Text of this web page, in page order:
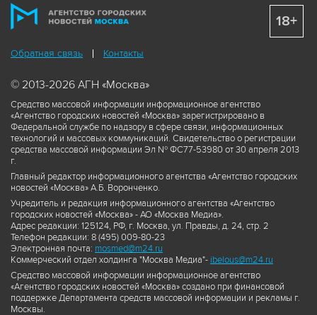
Обратная связь Контакты
© 2013-2026 АГН «Москва»
Средство массовой информации информационное агентство
«Агентство городских новостей «Москва» зарегистрировано в
Федеральной службе по надзору в сфере связи, информационных
технологий и массовых коммуникаций. Свидетельство о регистрации
средства массовой информации Эл № ФС77-53980 от 30 апреля 2013
г.
Главный редактор информационного агентства «Агентство городских
новостей «Москва» А.Б. Воронченко.
Учредитель и редакция информационного агентства «Агентство
городских новостей «Москва» - АО «Москва Медиа».
Адрес редакции: 125124, РФ, г. Москва, ул. Правды, д. 24, стр. 2
Телефон редакции: 8 (495) 009-80-23
Электронная почта: mosmed@m24.ru
Коммерческий отдел холдинга "Москва Медиа"- ibelous@m24.ru
Средство массовой информации информационное агентство
«Агентство городских новостей «Москва» создано при финансовой
поддержке Департамента средств массовой информации и рекламы г.
Москвы.
18+